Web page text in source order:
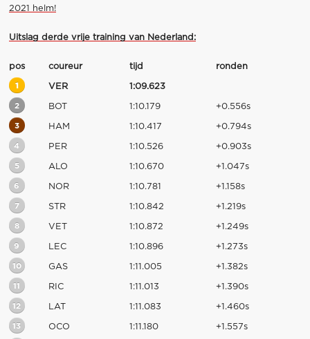
2021 helm!
Uitslag derde vrije training van Nederland:
pos coureur tijd ronden
1 VER 1:09.623
2 BOT 1:10.179 +0.556s
3 HAM 1:10.417 +0.794s
4 PER 1:10.526 +0.903s
5 ALO 1:10.670 +1.047s
6 NOR 1:10.781 +1.158s
7 STR 1:10.842 +1.219s
8 VET 1:10.872 +1.249s
9 LEC 1:10.896 +1.273s
10 GAS 1:11.005 +1.382s
11 RIC 1:11.013 +1.390s
12 LAT 1:11.083 +1.460s
13 OCO 1:11.180 +1.557s